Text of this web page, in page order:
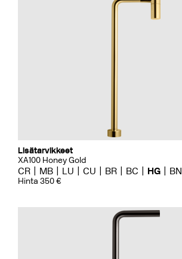
Lisätarvikkeet
XA100 Honey Gold
CR MB LU CU BR BC HG BN
Hinta 350 €